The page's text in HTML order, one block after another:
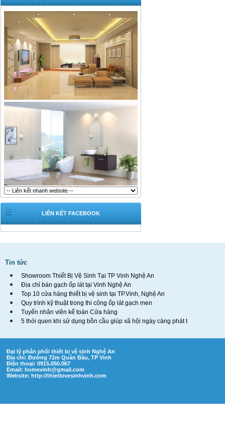
LIÊN KẾT FACEBOOK
Tin tức
Showroom Thiết Bị Vệ Sinh Tại TP Vinh Nghệ An
Địa chỉ bán gạch ốp lát tại Vinh Nghệ An
Top 10 cửa hàng thiết bị vệ sinh tại TP.Vinh, Nghệ An
Quy trình kỹ thuật trong thi công ốp lát gạch men
Tuyển nhân viên kế toán Cửa hàng
5 thói quen khi sử dụng bồn cầu giúp xã hội ngày càng phát t
Đại lý phân phối thiết bị vệ sinh Nghệ An
Địa chỉ: Đường 72m Quán Bàu, TP Vinh
Điện thoại: 0915.050.067
Email: homevinh@gmail.com
Website: http://thietbivesinhvinh.com